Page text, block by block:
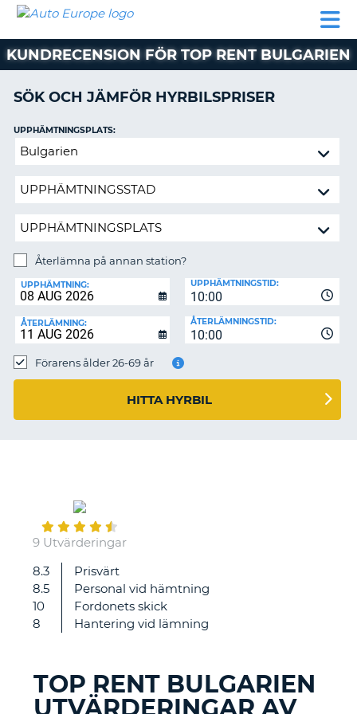
HYRBIL
HYRA
PARTNER
AUTO
EUROPE
HYRBIL
HYRA
HUSBIL
MIN
MEDLEMSINFORMATION
ADMINISTRERA
BOKNING
SVERIGE
KUNDRECENSION FÖR TOP RENT BULGARIEN
SÖK OCH JÄMFÖR HYRBILSPRISER
Återlämna
annan
UPPHÄMTNINGSPLATS:
Återlämna på annan station?
UPPHÄMTNING:
10:00
UPPHÄMTNINGSTID:
ÅTERLÄMNING:
10:00
ÅTERLÄMNINGSTID:
Förarens ålder 26-69 år
HITTA HYRBIL
9 Utvärderingar
8.3
8.5
10
8
Prisvärt
Personal vid hämtning
Fordonets skick
Hantering vid lämning
Bra
bilar
och
personal
TOP RENT BULGARIEN
UTVÄRDERINGAR AV